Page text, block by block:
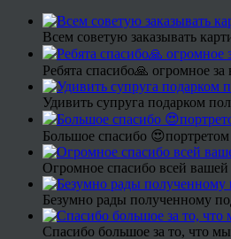
Всем советую заказывать
Ребята спасибо🙏 огромное
Удивить супруга подарком
Большое спасибо
Огромное спасибо всей вашей
Безумно рады полученному
Спасибо большое за то, что